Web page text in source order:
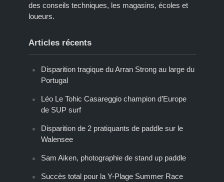
des conseils techniques, les magasins, écoles et
loueurs.
Articles récents
Disparition tragique du Arran Strong au large du
Portugal
Léo Le Tohic Casareggio champion d’Europe
de SUP surf
Disparition de 2 pratiquants de paddle sur le
Walensee
Sam Aiken, photographie de stand up paddle
Succès total pour la Y-Plage Summer Race